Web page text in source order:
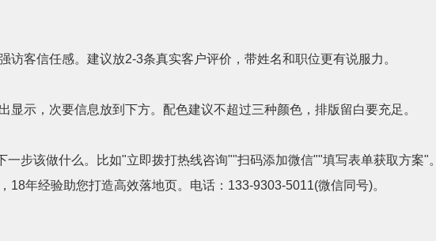
客信任感。建议放2-3条真实客户评价，带姓名和职位更有说服力。
示，次要信息放到下方。配色建议不超过三种颜色，排版留白要充足。
步该做什么。比如"立即拨打热线咨询""扫码添加微信""填写表单获取方案"。
年经验助您打造高效落地页。电话：133-9303-5011(微信同号)。